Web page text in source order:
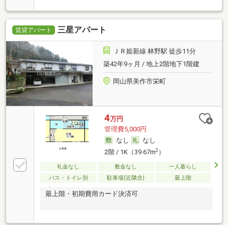
賃貸アパート 三星アパート
ＪＲ姫新線 林野駅 徒歩11分
築42年9ヶ月 / 地上2階地下1階建
岡山県美作市栄町
4万円
管理費5,000円
なし
なし
2階 / 1K（39.67m2）
礼金なし 敷金なし
一人暮らし
バス・トイレ別
駐車場(近隣含) 最上階
最上階・初期費用カード決済可